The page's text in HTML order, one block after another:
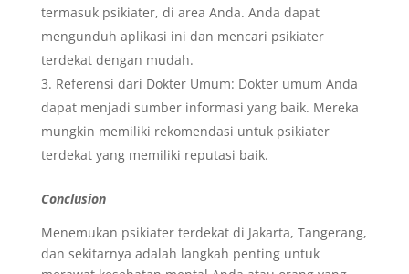
termasuk psikiater, di area Anda. Anda dapat
mengunduh aplikasi ini dan mencari psikiater
terdekat dengan mudah.
Referensi dari Dokter Umum: Dokter umum Anda
dapat menjadi sumber informasi yang baik. Mereka
mungkin memiliki rekomendasi untuk psikiater
terdekat yang memiliki reputasi baik.
Conclusion
Menemukan psikiater terdekat di Jakarta, Tangerang,
dan sekitarnya adalah langkah penting untuk